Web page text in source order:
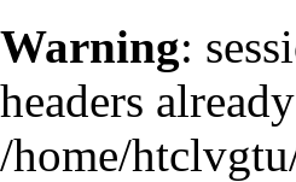
Warning:
headers
/home/